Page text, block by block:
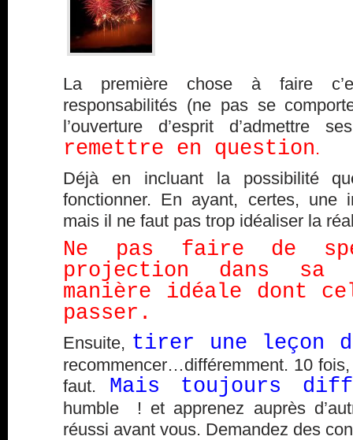
La première chose à faire
responsabilités (ne pas se
l’ouverture d’esprit
remettre en question.
Déjà en incluant la possibilité
fonctionner. En ayant, certes, une
mais il ne faut pas trop idéaliser la
Ne pas faire de
projection dans
manière idéale dont
passer.
Ensuite, tirer une leçon
recommencer…différemment. 10
faut. Mais toujours
humble ! et apprenez auprès
réussi avant vous. Demandez des